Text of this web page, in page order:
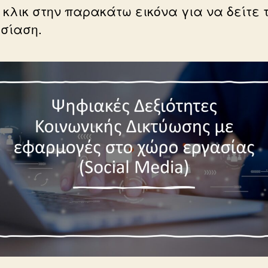
στην παρακάτω εικόνα για να δείτε